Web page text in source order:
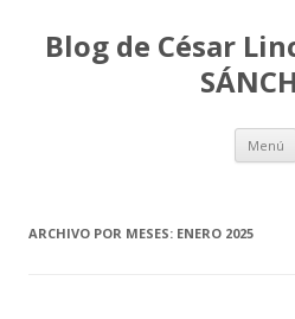
Blog de César
Menú
ARCHIVO POR MESES: ENERO 2025